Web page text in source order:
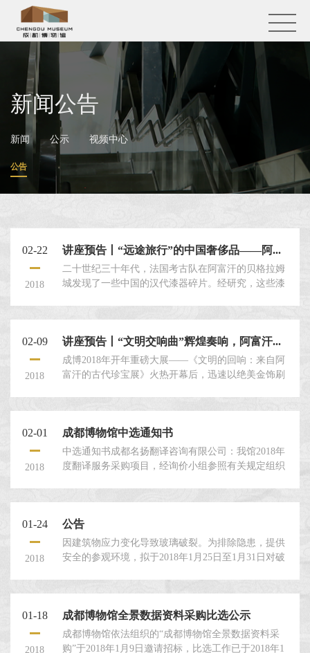
新闻公告
新闻 公示 视频中心
公告
02-22
2018
讲座预告丨“远途旅行”的中国奢侈品——阿...
二十世纪三十年代，法国考古队在阿富汗的贝格拉姆
城发现了一些中国的汉代漆器碎片。经研究，这些漆
城的奢侈品，除了用于日常生活，更可作为礼物和商
品远销四方，目前已经发现于汉代的乐浪郡（今朝
鲜...
02-09
2018
讲座预告丨“文明交响曲”辉煌奏响，阿富汗...
成博2018年开年重磅大展——《文明的回响：来自阿
富汗的古代珍宝展》火热开幕后，迅速以绝美金饰刷
绸之路的流动，始终保持着文化的多样性，波斯、华
夏、希腊、印度、罗马以及游牧民族等各...
02-01
2018
成都博物馆中选通知书
中选通知书成都名扬翻译咨询有限公司：我馆2018年
度翻译服务采购项目，经询价小组参照有关规定组织
320元，中文西班牙语/意大利语互译360元，中文越南
语/阿拉伯语互译420...
01-24
2018
公告
因建筑物应力变化导致玻璃破裂。为排除隐患，提供
安全的参观环境，拟于2018年1月25日至1月31日对破
解。 成都博物馆...
01-18
2018
成都博物馆全景数据资料采购比选公示
成都博物馆依法组织的“成都博物馆全景数据资料采
购”于2018年1月9日邀请招标，比选工作已于2018年1